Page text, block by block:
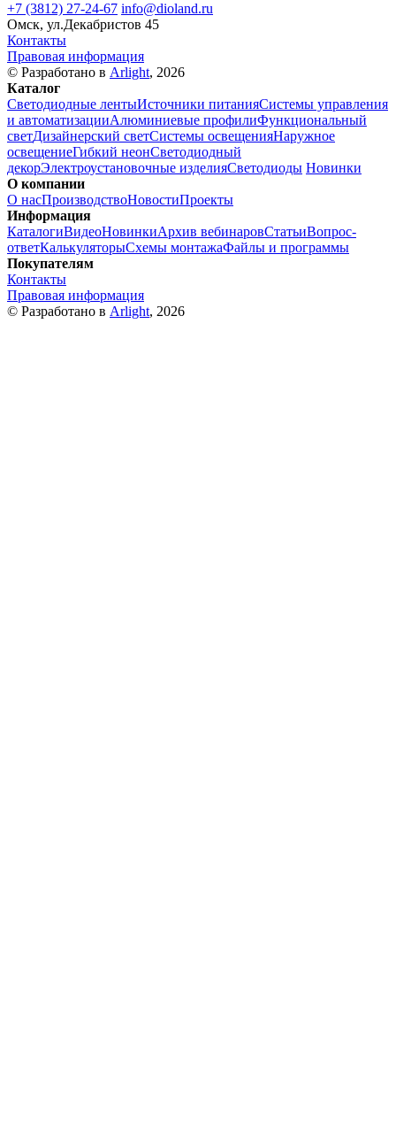
+7 (3812) 27-24-67 info@dioland.ru
Омск, ул.Декабристов 45
Контакты
Правовая информация
© Разработано в Arlight, 2026
Каталог
Светодиодные лентыИсточники питанияСистемы управления
и автоматизацииАлюминиевые профилиФункциональный
светДизайнерский светСистемы освещенияНаружное
освещениеГибкий неонСветодиодный
декорЭлектроустановочные изделияСветодиоды Новинки
О компании
О насПроизводствоНовостиПроекты
Информация
КаталогиВидеоНовинкиАрхив вебинаровСтатьиВопрос-
ответКалькуляторыСхемы монтажаФайлы и программы
Покупателям
Контакты
Правовая информация
© Разработано в Arlight, 2026